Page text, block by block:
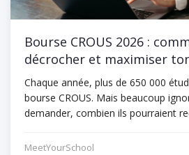
Bourse CROUS 2026 :
décrocher et maximiser
Chaque année, plus de 650 000
bourse CROUS. Mais beaucoup
demander, combien ils pourraient
MeetYourSchool